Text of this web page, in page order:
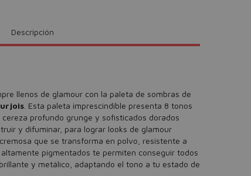
Descripción
llenos de glamour con la paleta de sombras de
. Esta paleta imprescindible presenta 8 tonos
profundo grunge y sofisticados dorados
y difuminar, para lograr looks de glamour
que se transforma en polvo, resistente a
pigmentados te permiten conseguir todos
y metálico, adaptando el tono a tu estado de